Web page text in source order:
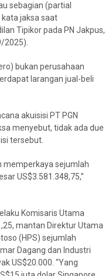
sebagian (partial
jaksa saat
Tipikor pada PN Jakpus,
2025).
bukan perusahaan
larangan jual-beli
akuisisi PT PGN
menyebut, tidak ada due
tersebut.
memperkaya sejumlah
US$3.581.348,75,”
Komisaris Utama
mantan Direktur Utama
(HPS) sejumlah
Dagang dan Industri
US$20.000. “Yang